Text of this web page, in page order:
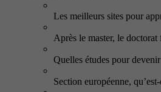
Les meilleurs sites pour
Après le master, le
Quelles études pour
Section européenne,